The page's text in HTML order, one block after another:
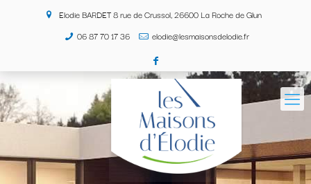
Elodie BARDET 8 rue de Crussol, 26600 La Roche de Glun
06 87 70 17 36
elodie@lesmaisonsdelodie.fr